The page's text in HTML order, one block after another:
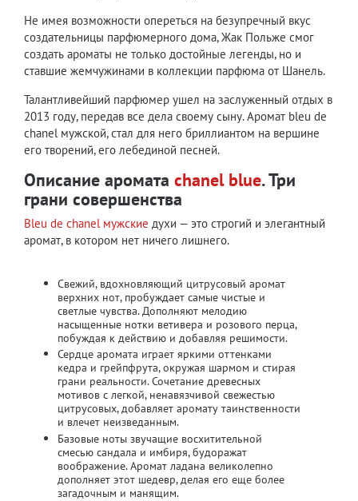
Не имея возможности опереться на безупречный вкус
создательницы парфюмерного дома, Жак Польже смог
создать ароматы не только достойные легенды, но и
ставшие жемчужинами в коллекции парфюма от Шанель.
Талантливейший парфюмер ушел на заслуженный отдых в
2013 году, передав все дела своему сыну. Аромат bleu de
chanel мужской, стал для него бриллиантом на вершине
его творений, его лебединой песней.
Описание аромата chanel blue. Три
грани совершенства
Bleu de chanel мужские духи — это строгий и элегантный
аромат, в котором нет ничего лишнего.
Свежий, вдохновляющий цитрусовый аромат
верхних нот, пробуждает самые чистые и
светлые чувства. Дополняют мелодию
насыщенные нотки ветивера и розового перца,
побуждая к действию и добавляя решимости.
Сердце аромата играет яркими оттенками
кедра и грейпфрута, окружая шармом и стирая
грани реальности. Сочетание древесных
мотивов с легкой, ненавязчивой свежестью
цитрусовых, добавляет аромату таинственности
и влечет неизведанным.
Базовые ноты звучащие восхитительной
смесью сандала и имбиря, будоражат
воображение. Аромат ладана великолепно
дополняет этот шедевр, делая его еще более
загадочным и манящим.